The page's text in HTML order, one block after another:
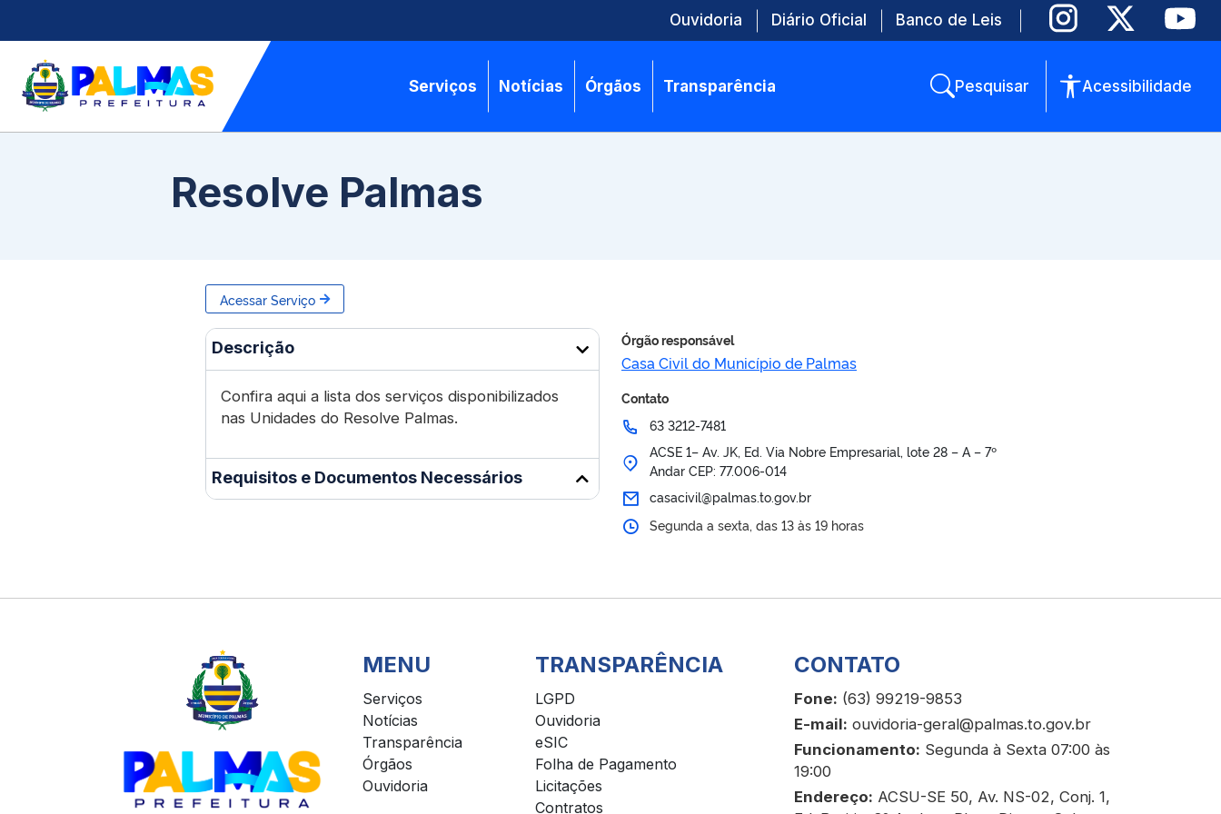
Ouvidoria Diário Oficial Banco de Leis
Serviços Notícias Órgãos Transparência Pesquisar Acessibilidade
Resolve Palmas
Acessar Serviço
Descrição
Confira aqui a lista dos serviços disponibilizados
nas Unidades do Resolve Palmas.
Requisitos e Documentos Necessários
Órgão responsável
Casa Civil do Município de Palmas
Contato
63 3212-7481
ACSE 1– Av. JK, Ed. Via Nobre Empresarial, lote 28 – A – 7º
Andar CEP: 77.006-014
casacivil@palmas.to.gov.br
Segunda a sexta, das 13 às 19 horas
MENU
Serviços
Notícias
Transparência
Órgãos
Ouvidoria
TRANSPARÊNCIA
LGPD
Ouvidoria
eSIC
Folha de Pagamento
Licitações
Contratos
CONTATO
Fone: (63) 99219-9853
E-mail: ouvidoria-geral@palmas.to.gov.br
Funcionamento: Segunda à Sexta 07:00 às
19:00
Endereço: ACSU-SE 50, Av. NS-02, Conj. 1,